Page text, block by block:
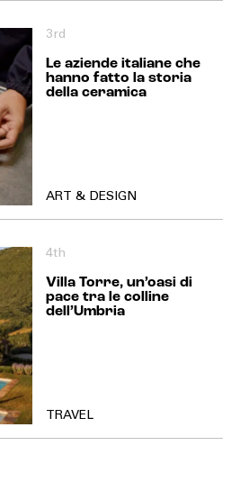
3rd
Le aziende italiane che
hanno fatto la storia
della ceramica
ART & DESIGN
4th
Villa Torre, un’oasi di
pace tra le colline
dell’Umbria
TRAVEL